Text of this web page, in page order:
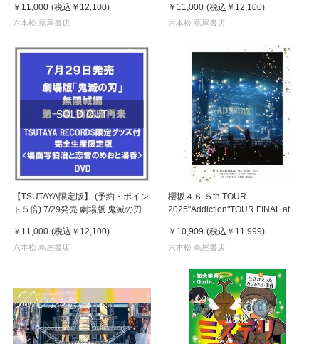
￥11,000 (税込 ￥12,100)
六本松 蔦屋書店
￥11,000 (税込 ￥12,100)
六本松 蔦屋書店
SOLD OUT
【TSUTAYA限定版】 (予約・ポイン
ト５倍) 7/29発売 劇場版 鬼滅の刃
写狛治と恋雪のめおと湯呑付>完全
生産限定版 ２DVD+２CD
￥11,000 (税込 ￥12,100)
六本松 蔦屋書店
櫻坂４６ ５th TOUR
2025"Addiction"TOUR FINAL at
限定盤 ３DVD
￥10,909 (税込 ￥11,999)
六本松 蔦屋書店